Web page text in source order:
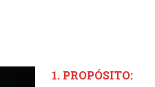
1. PROPÓSITO: